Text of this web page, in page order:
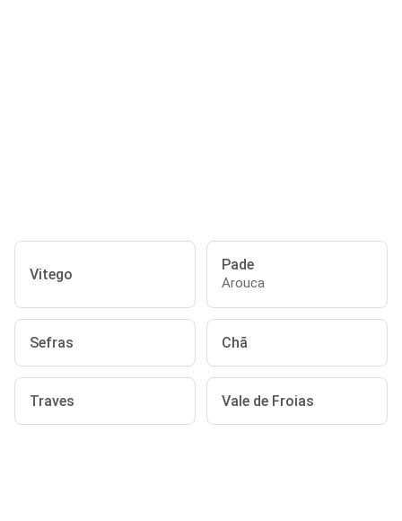
Vitego
Pade
Arouca
Sefras Chã
Traves Vale de Froias